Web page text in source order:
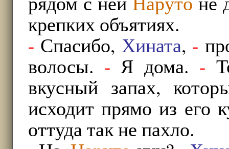
крепких объятиях.
- Спасибо, Хината, -
волосы. - Я дома. -
вкусный запах,
исходит прямо из его
оттуда так не пахло.